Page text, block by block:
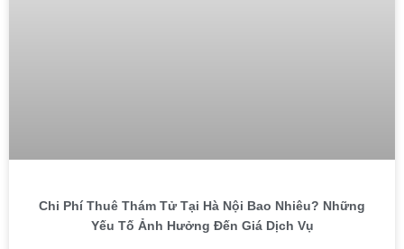
Chi Phí Thuê Thám Tử Tại Hà Nội Bao Nhiêu? Những
Yếu Tố Ảnh Hưởng Đến Giá Dịch Vụ